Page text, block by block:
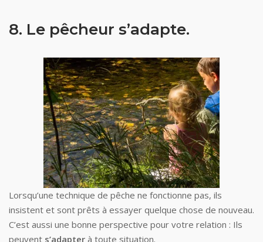
8. Le pêcheur s’adapte.
Lorsqu’une technique de pêche ne fonctionne pas, ils
insistent et sont prêts à essayer quelque chose de nouveau.
C’est aussi une bonne perspective pour votre relation : Ils
peuvent s’adapter à toute situation.